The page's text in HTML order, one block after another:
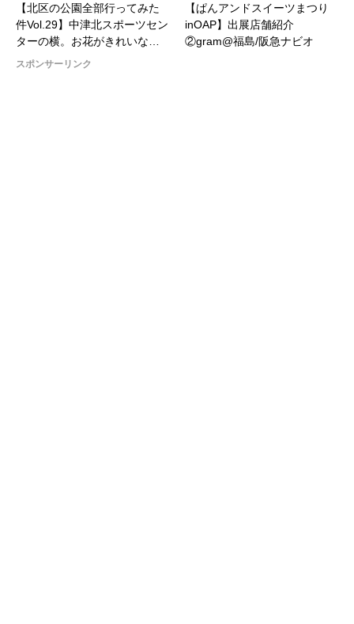
【北区の公園全部行ってみた
件Vol.29】中津北スポーツセン
ターの横。お花がきれいな…
【ぱんアンドスイーツまつり
inOAP】出展店舗紹介
②gram@福島/阪急ナビオ
スポンサーリンク